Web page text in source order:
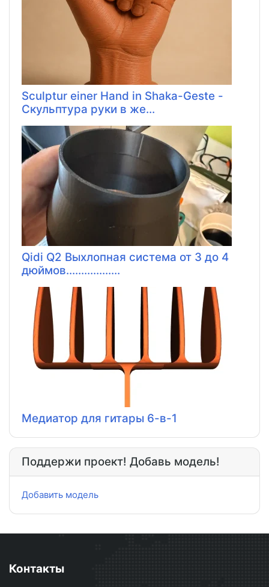
Sculptur einer Hand in Shaka-Geste -
Скульптура руки в же...
Qidi Q2 Выхлопная система от 3 до 4
дюймов..................
Медиатор для гитары 6-в-1
Поддержи проект! Добавь модель!
Добавить модель
Контакты